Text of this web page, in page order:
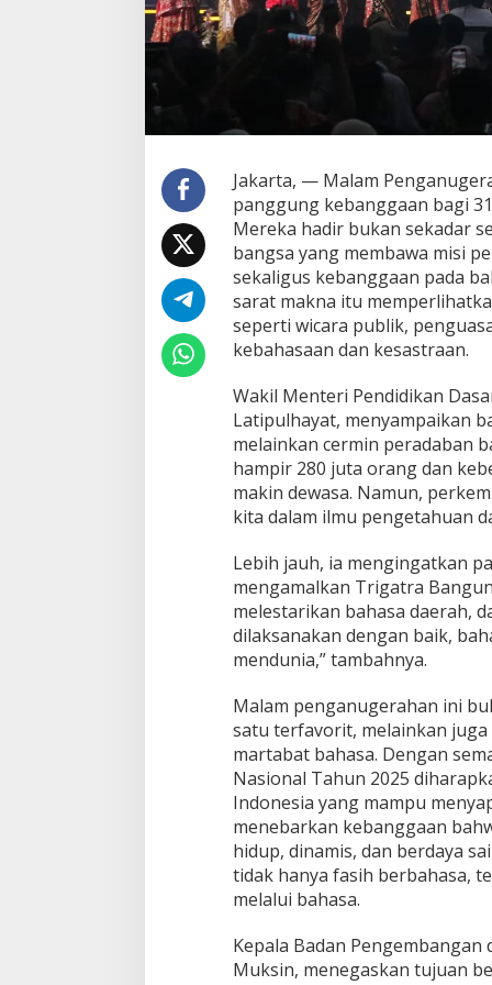
Jakarta, — Malam
panggung kebanggaan bagi
Mereka hadir bukan sekadar
bangsa yang membawa misi
sekaligus kebanggaan pada
sarat makna itu
seperti wicara publik,
kebahasaan dan kesastraan.
Wakil Menteri Pendidikan
Latipulhayat, menyampaikan
melainkan cermin peradaban
hampir 280 juta orang dan
makin dewasa. Namun,
kita dalam ilmu pengetahuan
Lebih jauh, ia mengingatkan
mengamalkan Trigatra
melestarikan bahasa daerah,
dilaksanakan dengan baik,
mendunia,” tambahnya.
Malam penganugerahan ini
satu terfavorit, melainkan
martabat bahasa. Dengan
Nasional Tahun 2025
Indonesia yang mampu
menebarkan kebanggaan
hidup, dinamis, dan berdaya
tidak hanya fasih berbahasa,
melalui bahasa.
Kepala Badan Pengembangan
Muksin, menegaskan tujuan